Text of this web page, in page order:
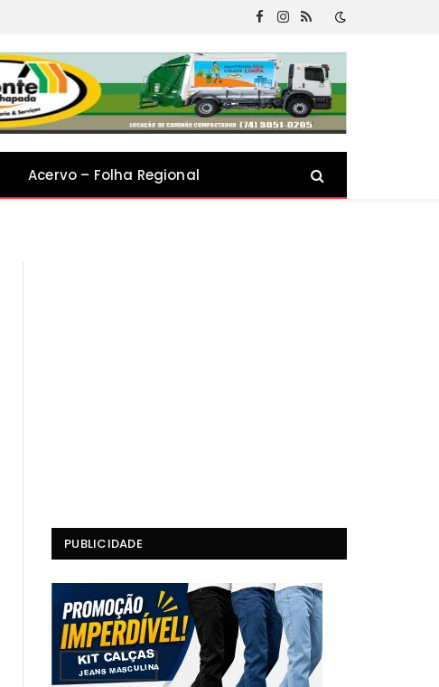
Facebook
Instagram
RSS
Acervo – Folha Regional
PUBLICIDADE